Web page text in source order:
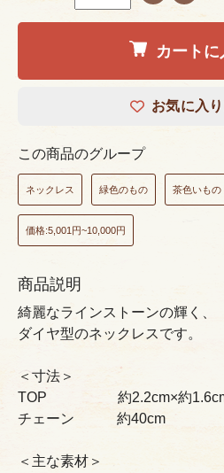
カートに
お気に入
この商品のグループ
ネックレス 緑色のもの 茶色いもの
価格:5,001円~10,000円
商品説明
綺麗なラインストーンの輝く、
ダイヤ型のネックレスです。
＜寸法＞
TOP 約2.2cm×約
チェーン 約40cm
＜主な素材＞